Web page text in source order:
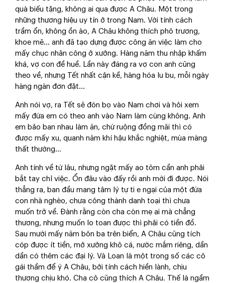
quà biếu tặng, không ai qua được A Châu. Một trong
những thương hiệu uy tín ở trong Nam. Với tính cách
trầm ổn, không ồn ào, A Châu không thích phô trương,
khoe mẽ... anh đã tạo dựng được công ăn việc làm cho
mấy chục nhân công ở xưởng. Hàng năm thu nhập khấm
khá, vợ con đề huề. Lần này đáng ra vợ con anh cũng
theo về, nhưng Tết nhất cận kề, hàng hóa lu bu, mỗi ngày
hàng ngàn đơn đặt...
Anh nói vợ, ra Tết sẽ đón bọ vào Nam chơi và hỏi xem
mấy đứa em có theo anh vào Nam làm cùng không. Anh
em bảo ban nhau làm ăn, chứ ruộng đồng mãi thì có
được mấy xu, quanh năm khí hậu khắc nghiệt, mùa màng
thất thường...
Anh tính về từ lâu, nhưng ngặt mấy ao tôm cần anh phải
bắt tay chỉ việc. Ổn đâu vào đấy rồi anh mới đi được. Nói
thẳng ra, ban đầu mang tâm lý tự ti e ngại của một đứa
con nhà nghèo, chưa công thành danh toại thì chưa
muốn trở về. Đành rằng còn cha còn mẹ ai mà chẳng
thương, nhưng muốn lo toan được thì phải có tiền đồ.
Sau mười mấy năm bôn ba trên biển, A Châu cũng tích
cóp được ít tiền, mở xưởng khô cá, nước mắm riêng, dần
dần có thêm các đại lý. Và Loan là một trong số các cô
gái thầm để ý A Châu, bởi tính cách hiền lành, chịu
thương chịu khó. Cha cô cũng thích A Châu. Thế là ngầm